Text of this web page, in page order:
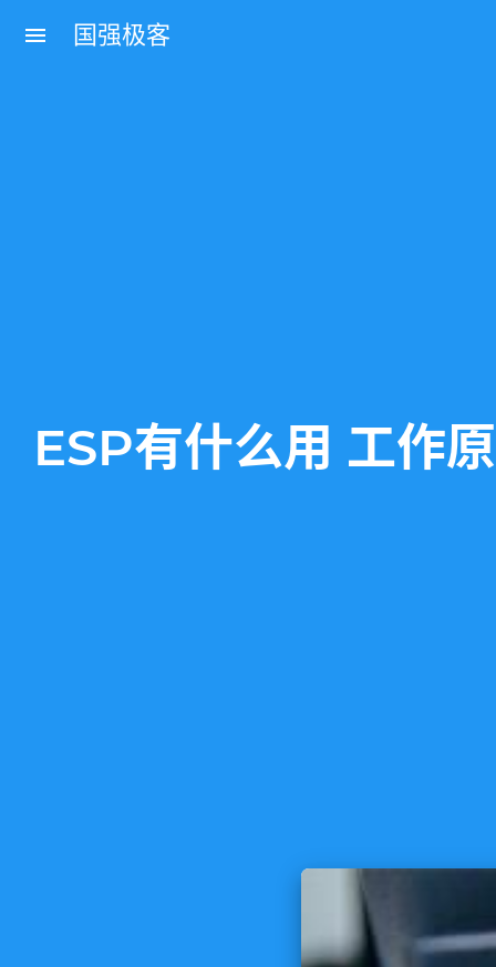
menu 国强极客
ESP有什么用 工作